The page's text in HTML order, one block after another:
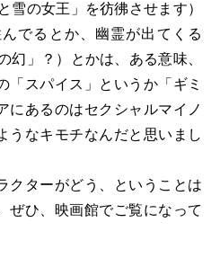
雪の女王」を彷彿させます）
でるとか、幽霊が出てくる
幻」？）とかは、ある意味、
「スパイス」というか「ギミ
にあるのはセクシャルマイノ
うなキモチなんだと思いまし
ターがどう、ということは
ぜひ、映画館でご覧になって